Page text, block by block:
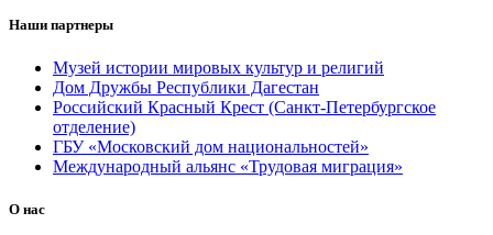
Наши партнеры
Музей истории мировых культур и религий
Дом Дружбы Республики Дагестан
Российский Красный Крест (Санкт-Петербургское
отделение)
ГБУ «Московский дом национальностей»
Международный альянс «Трудовая миграция»
О нас